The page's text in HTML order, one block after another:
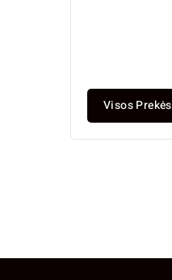
Visos Prekės